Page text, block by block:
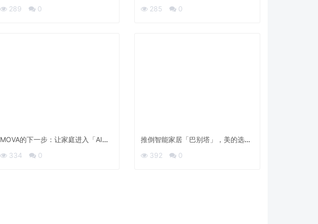
正式宣布小墨E5S Pro
289 0
的“用户毕生价值”棋局
285 0
MOVA的下一步：让家庭进入「AI主
动」时代
334 0
推倒智能家居「巴别塔」，美的选择
做那个「拆墙人」
392 0